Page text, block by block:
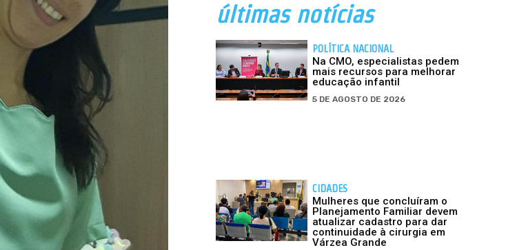
últimas notícias
POLÍTICA NACIONAL
Na CMO, especialistas pedem
mais recursos para melhorar
educação infantil
5 DE AGOSTO DE 2026
CIDADES
Mulheres que concluíram o
Planejamento Familiar devem
atualizar cadastro para dar
continuidade à cirurgia em
Várzea Grande